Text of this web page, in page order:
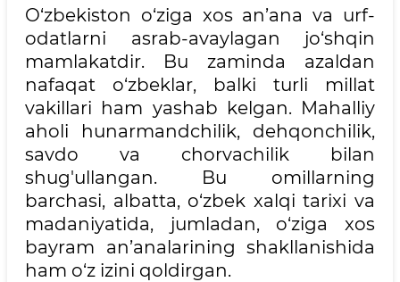
O‘zbekiston o‘ziga xos an’ana va urf-
odatlarni asrab-avaylagan jo‘shqin
mamlakatdir. Bu zaminda azaldan
nafaqat o‘zbeklar, balki turli millat
vakillari ham yashab kelgan. Mahalliy
aholi hunarmandchilik, dehqonchilik,
savdo va chorvachilik bilan
shug'ullangan. Bu omillarning
barchasi, albatta, o‘zbek xalqi tarixi va
madaniyatida, jumladan, o‘ziga xos
bayram an’analarining shakllanishida
ham o‘z izini qoldirgan.